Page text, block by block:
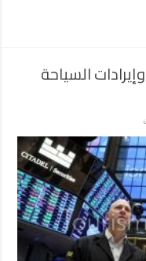
السياحة
إعادة
تقييم
أراضي
البحر
الأحمر
وإيرادات
السياحة
تعظم